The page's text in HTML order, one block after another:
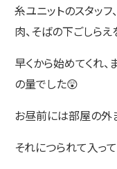
糸ユニットのスタッ
肉、そばの下ごしらえ
早くから始めてくれ、
の量でした😲
お昼前には部屋の外
それにつられて入っ